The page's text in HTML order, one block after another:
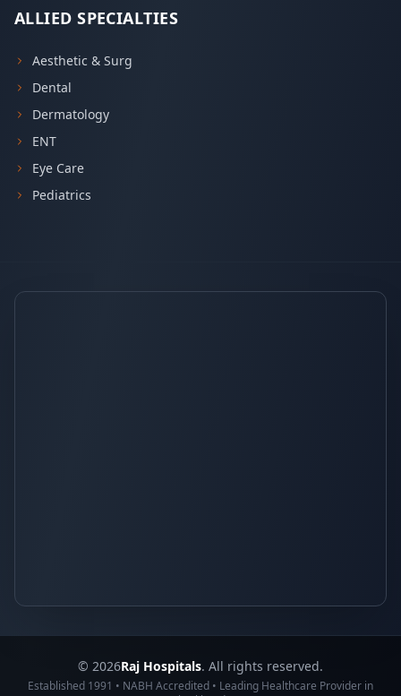
ALLIED SPECIALTIES
Aesthetic & Surg
Dental
Dermatology
ENT
Eye Care
Pediatrics
© 2026Raj Hospitals. All rights reserved.
Established 1991 • NABH Accredited • Leading Healthcare Provider in